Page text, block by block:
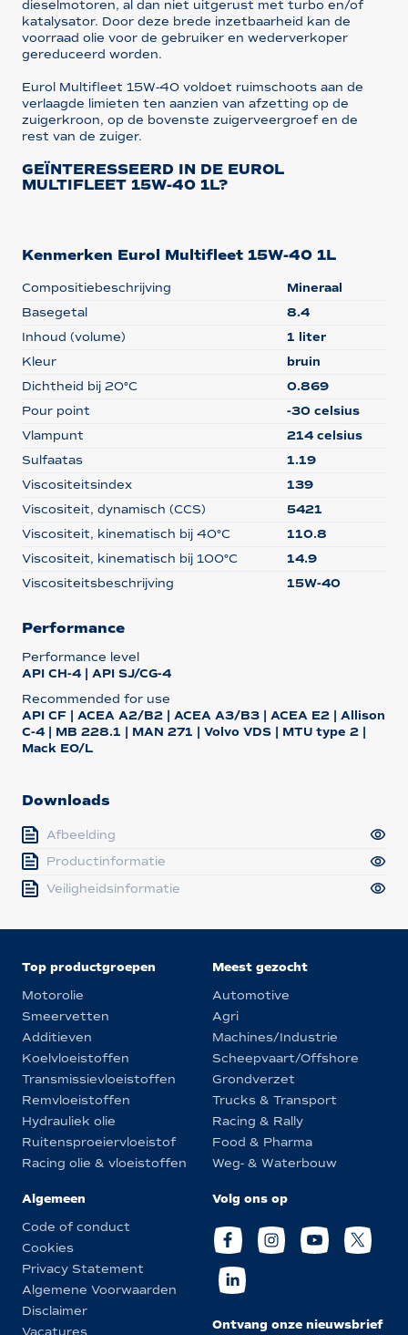
dieselmotoren, al dan niet uitgerust met turbo en/of
katalysator. Door deze brede inzetbaarheid kan de
voorraad olie voor de gebruiker en wederverkoper
gereduceerd worden.
Eurol Multifleet 15W-40 voldoet ruimschoots aan de
verlaagde limieten ten aanzien van afzetting op de
zuigerkroon, op de bovenste zuigerveergroef en de
rest van de zuiger.
GEÏNTERESSEERD IN DE EUROL
MULTIFLEET 15W-40 1L?
Kenmerken Eurol Multifleet 15W-40 1L
Compositiebeschrijving
Mineraal
Basegetal
8.4
Inhoud (volume)
1 liter
Kleur
bruin
Dichtheid bij 20°C
0.869
Pour point
-30 celsius
Vlampunt
214 celsius
Sulfaatas
1.19
Viscositeitsindex
139
Viscositeit, dynamisch (CCS)
5421
Viscositeit, kinematisch bij 40°C
110.8
Viscositeit, kinematisch bij 100°C
14.9
Viscositeitsbeschrijving
15W-40
Performance
Performance level
API CH-4 | API SJ/CG-4
Recommended for use
API CF | ACEA A2/B2 | ACEA A3/B3 | ACEA E2 | Allison
C-4 | MB 228.1 | MAN 271 | Volvo VDS | MTU type 2 |
Mack EO/L
Downloads
Afbeelding
Productinformatie
Veiligheidsinformatie
Top productgroepen
Motorolie
Smeervetten
Additieven
Koelvloeistoffen
Transmissievloeistoffen
Remvloeistoffen
Hydrauliek olie
Ruitensproeiervloeistof
Racing olie & vloeistoffen
Meest gezocht
Automotive
Agri
Machines/Industrie
Scheepvaart/Offshore
Grondverzet
Trucks & Transport
Racing & Rally
Food & Pharma
Weg- & Waterbouw
Algemeen
Code of conduct
Cookies
Privacy Statement
Algemene Voorwaarden
Disclaimer
Volg ons op
Ontvang onze nieuwsbrief